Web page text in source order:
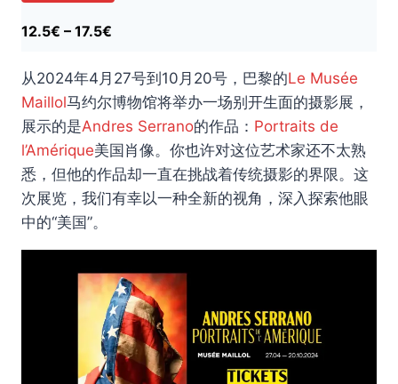
12.5€ – 17.5€
从2024年4月27号到10月20号，巴黎的Le Musée
Maillol马约尔博物馆将举办一场别开生面的摄影展，
展示的是Andres Serrano的作品： Portraits de
l’Amérique美国肖像。你也许对这位艺术家还不太熟
悉，但他的作品却一直在挑战着传统摄影的界限。这
次展览，我们有幸以一种全新的视角，深入探索他眼
中的“美国”。